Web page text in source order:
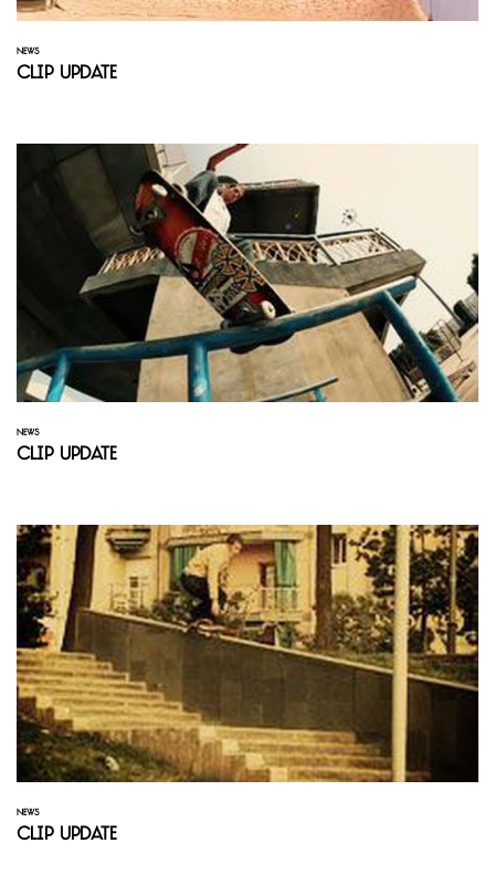
NEWS
Clip Update
NEWS
Clip Update
NEWS
Clip Update